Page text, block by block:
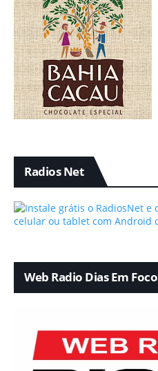
Radios Net
Web Radio Dias Em Foco